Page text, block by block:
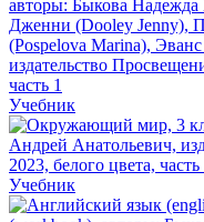
Учебник
Учебник